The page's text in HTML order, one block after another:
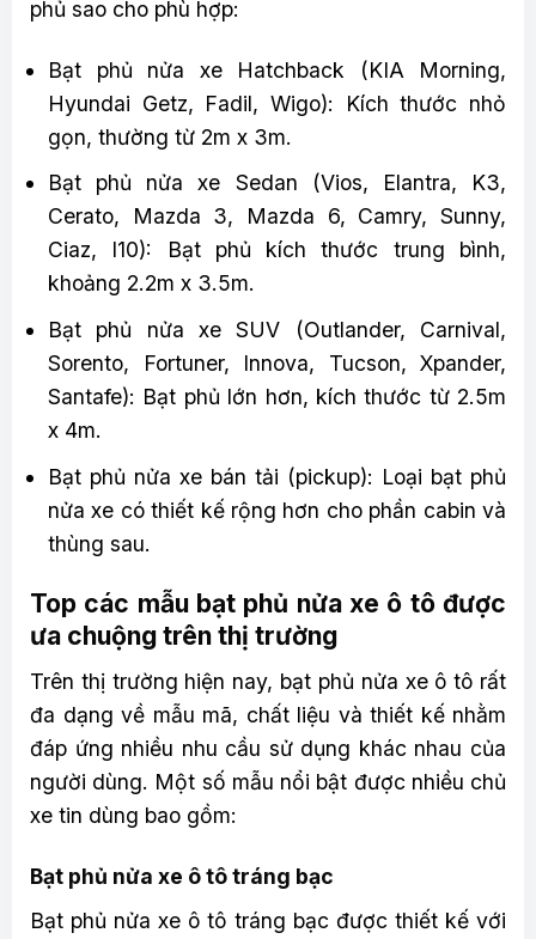
phủ sao cho phù hợp:
Bạt phủ nửa xe Hatchback (KIA Morning,
Hyundai Getz, Fadil, Wigo): Kích thước nhỏ
gọn, thường từ 2m x 3m.
Bạt phủ nửa xe Sedan (Vios, Elantra, K3,
Cerato, Mazda 3, Mazda 6, Camry, Sunny,
Ciaz, I10): Bạt phủ kích thước trung bình,
khoảng 2.2m x 3.5m.
Bạt phủ nửa xe SUV (Outlander, Carnival,
Sorento, Fortuner, Innova, Tucson, Xpander,
Santafe): Bạt phủ lớn hơn, kích thước từ 2.5m
x 4m.
Bạt phủ nửa xe bán tải (pickup): Loại bạt phủ
nửa xe có thiết kế rộng hơn cho phần cabin và
thùng sau.
Top các mẫu bạt phủ nửa xe ô tô được
ưa chuộng trên thị trường
Trên thị trường hiện nay, bạt phủ nửa xe ô tô rất
đa dạng về mẫu mã, chất liệu và thiết kế nhằm
đáp ứng nhiều nhu cầu sử dụng khác nhau của
người dùng. Một số mẫu nổi bật được nhiều chủ
xe tin dùng bao gồm:
Bạt phủ nửa xe ô tô tráng bạc
Bạt phủ nửa xe ô tô tráng bạc được thiết kế với